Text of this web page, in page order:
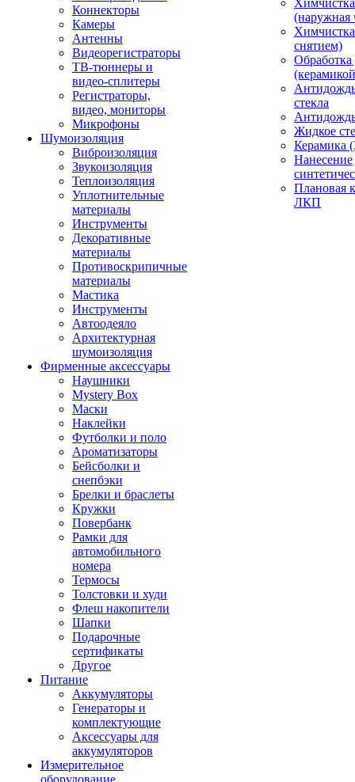
Коннекторы
Камеры
Антенны
Видеорегистраторы
ТВ-тюннеры и
видео-сплитеры
Регистраторы,
видео, мониторы
Микрофоны
Шумоизоляция
Виброизоляция
Звукоизоляция
Теплоизоляция
Уплотнительные
материалы
Инструменты
Декоративные
материалы
Противоскрипичные
материалы
Мастика
Инструменты
Автоодеяло
Архитектурная
шумоизоляция
Фирменные аксессуары
Наушники
Mystery Box
Маски
Наклейки
Футболки и поло
Ароматизаторы
Бейсболки и
снепбэки
Брелки и браслеты
Кружки
Повербанк
Рамки для
автомобильного
номера
Термосы
Толстовки и худи
Флеш накопители
Шапки
Подарочные
сертификаты
Другое
Питание
Аккумуляторы
Генераторы и
комплектующие
Аксессуары для
аккумуляторов
Измерительное
оборудование
(наружная
снятием)
Обработка
стекла
Жидкое
Керамика
Нанесение
Плановая
ЛКП